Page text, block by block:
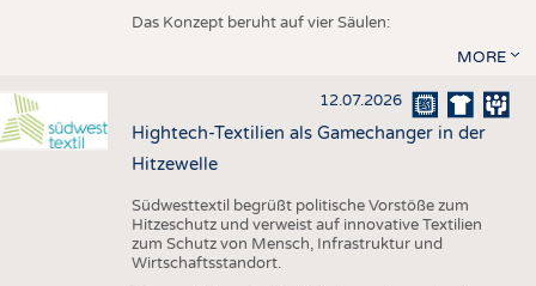
Das Konzept beruht auf vier Säulen:
MORE
12.07.2026
Hightech-Textilien als Gamechanger in der
Hitzewelle
Südwesttextil begrüßt politische Vorstöße zum
Hitzeschutz und verweist auf innovative Textilien
zum Schutz von Mensch, Infrastruktur und
Wirtschaftsstandort.